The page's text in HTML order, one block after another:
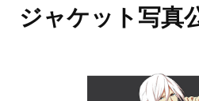
ジャケット写真